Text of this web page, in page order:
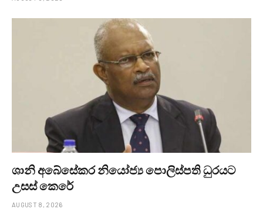
ශානි අබේසේකර නියෝජ්‍ය පොලිස්පති ධුරයට
උසස් කෙරේ
AUGUST 8, 2026